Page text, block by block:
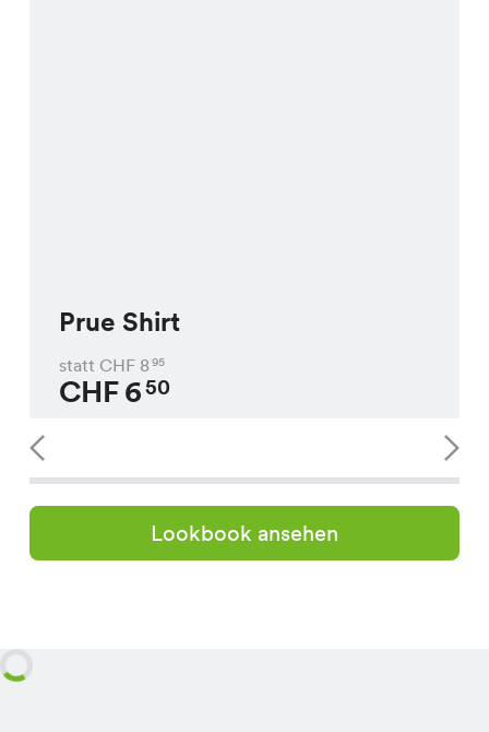
Prue Shirt
statt CHF 895
CHF650
Lookbook ansehen